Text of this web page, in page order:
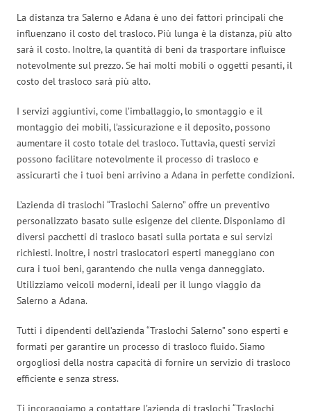
La distanza tra Salerno e Adana è uno dei fattori principali che
influenzano il costo del trasloco. Più lunga è la distanza, più alto
sarà il costo. Inoltre, la quantità di beni da trasportare influisce
notevolmente sul prezzo. Se hai molti mobili o oggetti pesanti, il
costo del trasloco sarà più alto.
I servizi aggiuntivi, come l’imballaggio, lo smontaggio e il
montaggio dei mobili, l’assicurazione e il deposito, possono
aumentare il costo totale del trasloco. Tuttavia, questi servizi
possono facilitare notevolmente il processo di trasloco e
assicurarti che i tuoi beni arrivino a Adana in perfette condizioni.
L’azienda di traslochi “Traslochi Salerno” offre un preventivo
personalizzato basato sulle esigenze del cliente. Disponiamo di
diversi pacchetti di trasloco basati sulla portata e sui servizi
richiesti. Inoltre, i nostri traslocatori esperti maneggiano con
cura i tuoi beni, garantendo che nulla venga danneggiato.
Utilizziamo veicoli moderni, ideali per il lungo viaggio da
Salerno a Adana.
Tutti i dipendenti dell’azienda “Traslochi Salerno” sono esperti e
formati per garantire un processo di trasloco fluido. Siamo
orgogliosi della nostra capacità di fornire un servizio di trasloco
efficiente e senza stress.
Ti incoraggiamo a contattare l’azienda di traslochi “Traslochi